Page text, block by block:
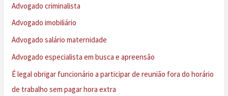
p
o
r
:
Advogado criminalista
Advogado imobiliário
Advogado salário maternidade
Advogado especialista em busca e apreensão
É legal obrigar funcionário a participar de reunião fora do horário
de trabalho sem pagar hora extra